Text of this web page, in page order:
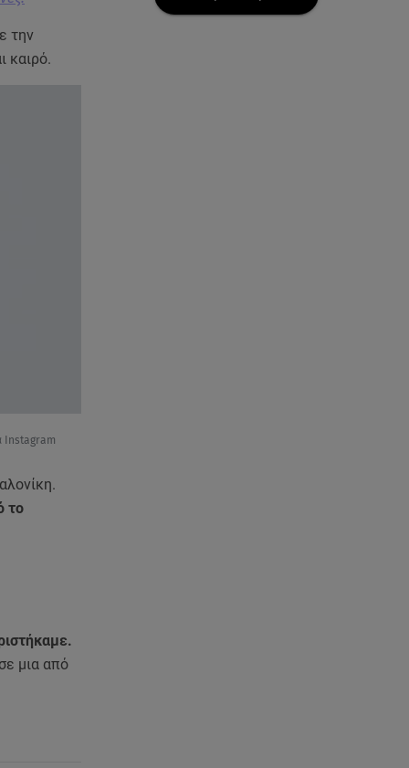
την
καιρό.
Instagram
το
μια από